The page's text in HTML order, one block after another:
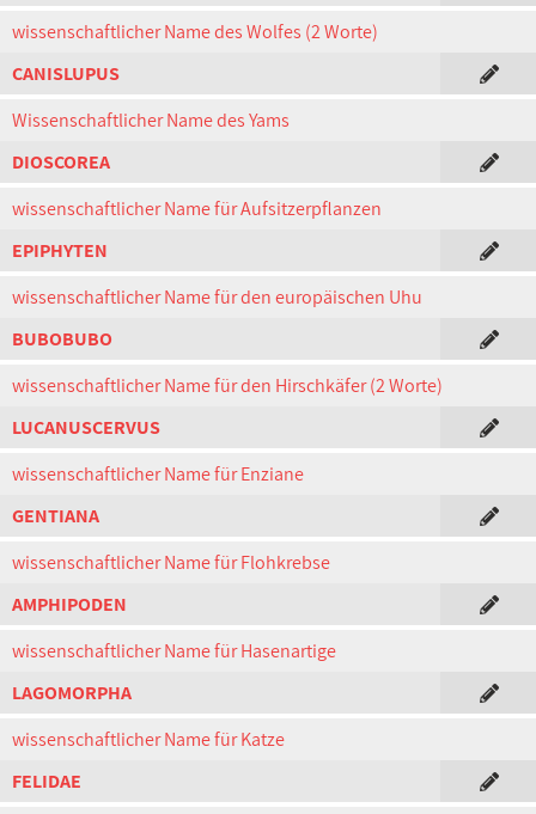
wissenschaftlicher Name des Wolfes (2 Worte)
CANISLUPUS
Wissenschaftlicher Name des Yams
DIOSCOREA
wissenschaftlicher Name für Aufsitzerpflanzen
EPIPHYTEN
wissenschaftlicher Name für den europäischen Uhu
BUBOBUBO
wissenschaftlicher Name für den Hirschkäfer (2 Worte)
LUCANUSCERVUS
wissenschaftlicher Name für Enziane
GENTIANA
wissenschaftlicher Name für Flohkrebse
AMPHIPODEN
wissenschaftlicher Name für Hasenartige
LAGOMORPHA
wissenschaftlicher Name für Katze
FELIDAE